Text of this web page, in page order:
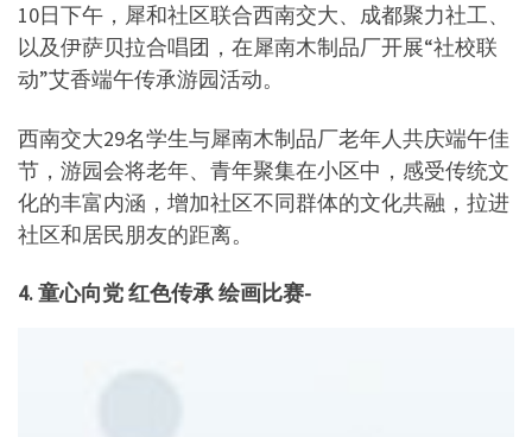
10日下午，犀和社区联合西南交大、成都聚力社工、
以及伊萨贝拉合唱团，在犀南木制品厂开展“社校联
动”艾香端午传承游园活动。
西南交大29名学生与犀南木制品厂老年人共庆端午佳
节，游园会将老年、青年聚集在小区中，感受传统文
化的丰富内涵，增加社区不同群体的文化共融，拉进
社区和居民朋友的距离。
4. 童心向党 红色传承 绘画比赛-